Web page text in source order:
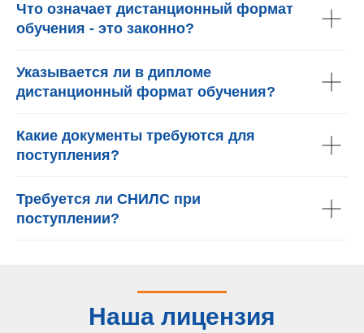
Что означает дистанционный формат
обучения - это законно?
Указывается ли в дипломе
дистанционный формат обучения?
Какие документы требуются для
поступления?
Требуется ли СНИЛС при
поступлении?
Наша лицензия